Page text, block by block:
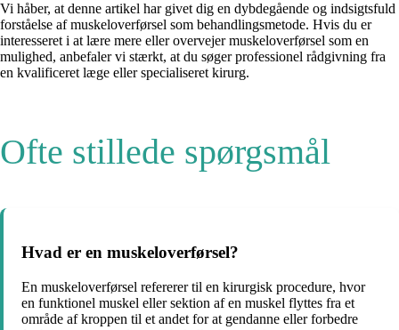
Vi håber, at denne artikel har givet dig en dybdegående og indsigtsfuld
forståelse af muskeloverførsel som behandlingsmetode. Hvis du er
interesseret i at lære mere eller overvejer muskeloverførsel som en
mulighed, anbefaler vi stærkt, at du søger professionel rådgivning fra
en kvalificeret læge eller specialiseret kirurg.
Ofte stillede spørgsmål
Hvad er en muskeloverførsel?
En muskeloverførsel refererer til en kirurgisk procedure, hvor
en funktionel muskel eller sektion af en muskel flyttes fra et
område af kroppen til et andet for at gendanne eller forbedre